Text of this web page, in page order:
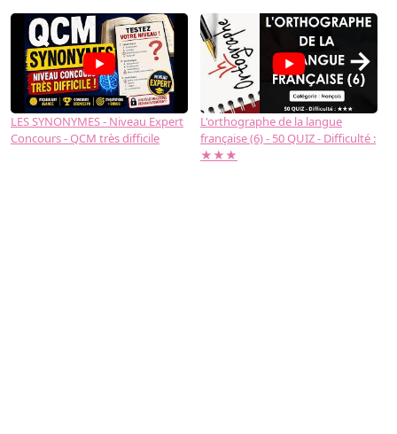
LES SYNONYMES - Niveau Expert
Concours - QCM très difficile
L'orthographe de la langue
française (6) - 50 QUIZ - Difficulté :
★★★
→